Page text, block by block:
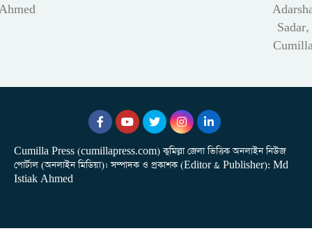
Sadar,
Cumilla Press (cumillapress.com) কুমিল্লা জেলা ভিত্তিক অনলাইন নিউজ
পোর্টাল (অনলাইন মিডিয়া)। সম্পাদক ও প্রকাশক (Editor & Publisher): Md
Istiak Ahmed